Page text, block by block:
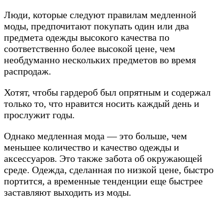
Люди, которые следуют правилам медленной
моды, предпочитают покупать один или два
предмета одежды высокого качества по
соответственно более высокой цене, чем
необдуманно нескольких предметов во время
распродаж.
Хотят, чтобы гардероб был опрятным и содержал
только то, что нравится носить каждый день и
прослужит годы.
Однако медленная мода — это больше, чем
меньшее количество и качество одежды и
аксессуаров. Это также забота об окружающей
среде. Одежда, сделанная по низкой цене, быстро
портится, а временные тенденции еще быстрее
заставляют выходить из моды.